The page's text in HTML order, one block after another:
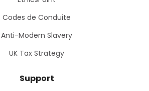
Codes de Conduite
Anti-Modern Slavery
UK Tax Strategy
Support